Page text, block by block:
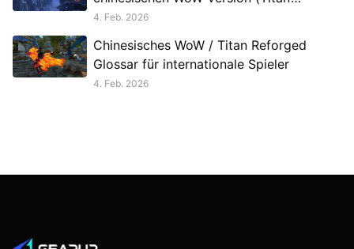
Reforged) behebt
4. Feb. 2026
Chinesisches WoW / Titan Reforged
Glossar für internationale Spieler
4. Feb. 2026